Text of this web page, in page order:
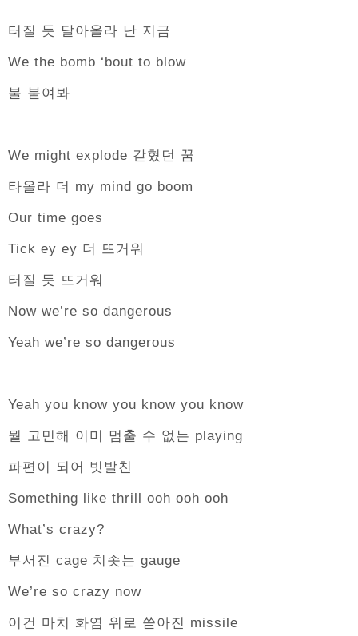
터질 듯 달아올라 난 지금
We the bomb ‘bout to blow
불 붙여봐
We might explode 갇혔던 꿈
타올라 더 my mind go boom
Our time goes
Tick ey ey 더 뜨거워
터질 듯 뜨거워
Now we’re so dangerous
Yeah we’re so dangerous
Yeah you know you know you know
뭘 고민해 이미 멈출 수 없는 playing
파편이 되어 빗발친
Something like thrill ooh ooh ooh
What’s crazy?
부서진 cage 치솟는 gauge
We’re so crazy now
이건 마치 화염 위로 쏟아진 missile